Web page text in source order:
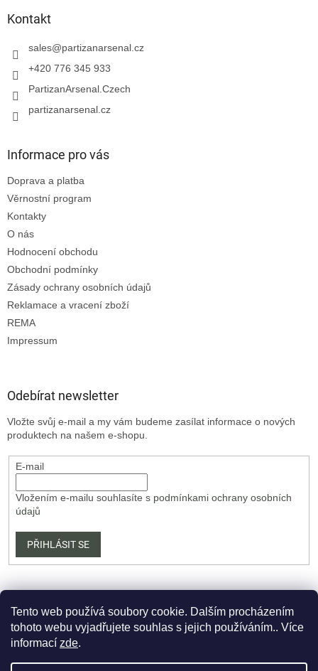
Tento web používá soubory cookie. Dalším procházením
tohoto webu vyjadřujete souhlas s jejich používáním.. Více
informací zde.
Kontakt
sales@partizanarsenal.cz
+420 776 345 933
PartizanArsenal.Czech
partizanarsenal.cz
Informace pro vás
Doprava a platba
Věrnostní program
Kontakty
O nás
Hodnocení obchodu
Obchodní podmínky
Zásady ochrany osobních údajů
Reklamace a vracení zboží
REMA
Impressum
Odebírat newsletter
Vložte svůj e-mail a my vám budeme zasílat informace o nových
produktech na našem e-shopu.
E-mail
Vložením e-mailu souhlasíte s podmínkami ochrany osobních
údajů
PŘIHLÁSIT SE